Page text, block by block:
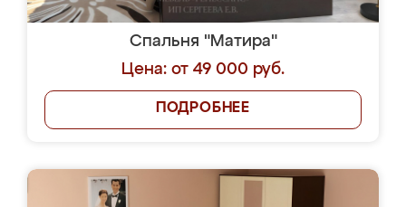
Спальня "Матира"
Цена: от 49 000 руб.
ПОДРОБНЕЕ